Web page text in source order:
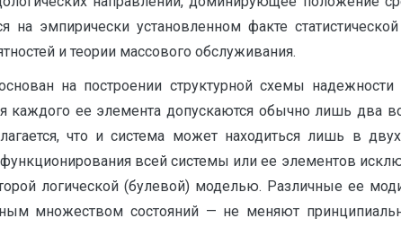
на эмпирически установленном факте
и теории массового обслуживания.
на построении структурной схемы
ее эле­мента допускаются обычно лишь два
что и система может находиться лишь в
всей системы или ее элементов
логической (булевой) моделью. Различные ее
множеством состояний — не меняют